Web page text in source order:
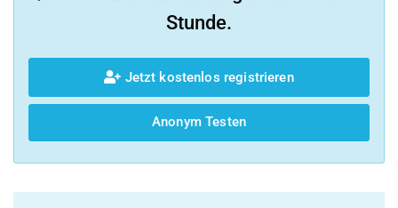
Stunde.
Jetzt kostenlos registrieren
Anonym Testen